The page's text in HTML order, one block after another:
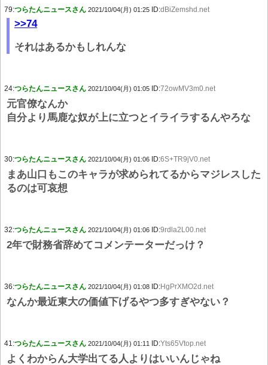
79:つらたんニュースさん 2021/10/04(月) 01:25 ID:dBiZemshd.net
>>74
それはあるかもしれんな
24:つらたんニュースさん 2021/10/04(月) 01:05 ID:72owMV3m0.net
元官僚なんか
自分より馬鹿な奴が上に立つとイライラするんやろな
30:つらたんニュースさん 2021/10/04(月) 01:06 ID:6S+TR9jV0.net
まあ山口もこのキャラが求められてるからマジレスした
るのは可哀想
32:つらたんニュースさん 2021/10/04(月) 01:06 ID:9rdla2L00.net
2年で財務省辞めてコメンテーターだっけ？
36:つらたんニュースさん 2021/10/04(月) 01:08 ID:HgPrXMO2d.net
なんか最近東大の価値下げるやつ多すぎやない？
41:つらたんニュースさん 2021/10/04(月) 01:11 ID:Yts65Vtop.net
よくわからん大学出てる人よりはいいんじゃね